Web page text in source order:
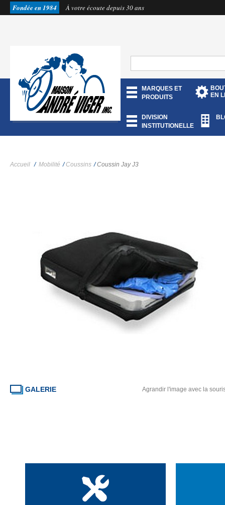
Fondée en 1984 À votre écoute depuis 30 ans
MARQUES ET
PRODUITS
EN
DIVISION
INSTITUTIONELLE
Accueil / Mobilité / Coussins / Coussin Jay J3
GALERIE Agrandir l'image avec la